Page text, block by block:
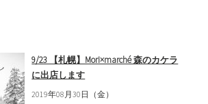
9/23 【札幌】Mori×marché 森のカケラ
に出店します
2019年08月30日（金）